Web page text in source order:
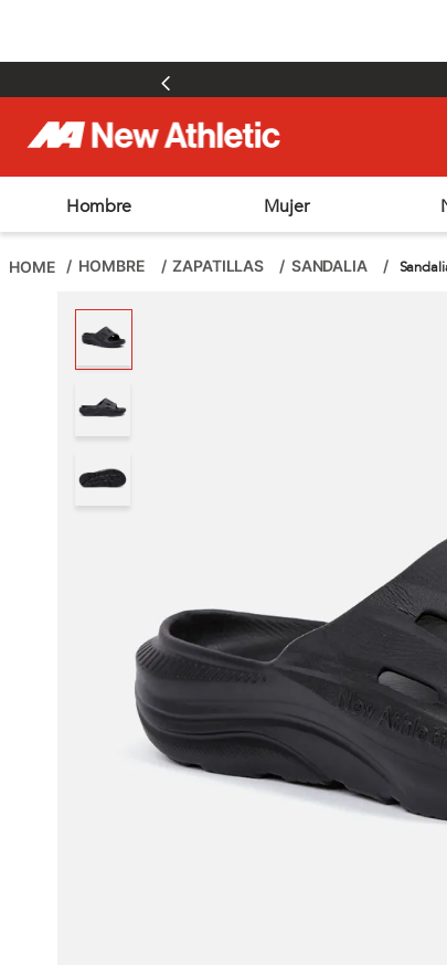
Hombre Mujer
HOMBRE ZAPATILLAS SANDALIA
.
zapatillas hombre
zapatillas futbol
futbol
zapatillas
outdoor
zapatilla new athletic skateboarding off court 117